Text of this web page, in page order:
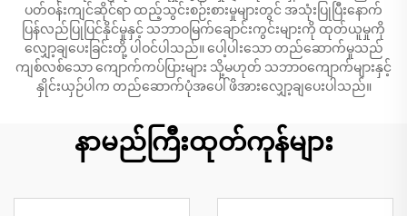
ပတ်ဝန်းကျင်ဆိုင်ရာ ထည့်သွင်းစဉ်းစားမှုများတွင် အသုံးပြုပြီးနောက်
ပြန်လည်ပြုပြင်နိုင်မှုနှင့် သဘာဝမြက်ချောင်းကွင်းများကို ထုတ်ယူမှုကို
လျှော့ချပေးခြင်းတို့ ပါဝင်ပါသည်။ ပေါ့ပါးသော တည်ဆောက်မှုသည်
ကျစ်လစ်သော ကျောက်ကပ်ပြားများ သို့မဟုတ် သဘာဝကျောက်များနှင့်
နှိုင်းယှဉ်ပါက တည်ဆောက်ပုံအပေါ် ဖိအားလျှော့ချပေးပါသည်။
နာမည်ကြီးထုတ်ကုန်များ